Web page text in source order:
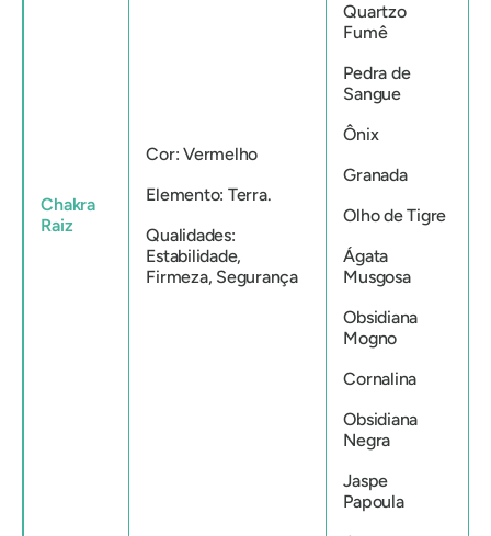
Chakra
Raiz
Cor: Vermelho
Elemento: Terra.
Qualidades:
Estabilidade,
Firmeza, Segurança
Quartzo
Fumê
Pedra de
Sangue
Ônix
Granada
Olho de Tigre
Ágata
Musgosa
Obsidiana
Mogno
Cornalina
Obsidiana
Negra
Jaspe
Papoula